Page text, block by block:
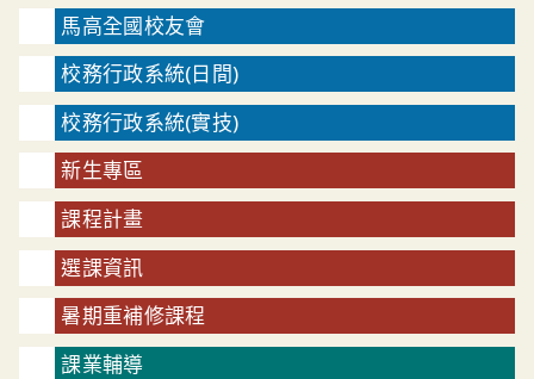
馬高全國校友會
校務行政系統(日間)
校務行政系統(實技)
新生專區
課程計畫
選課資訊
暑期重補修課程
課業輔導